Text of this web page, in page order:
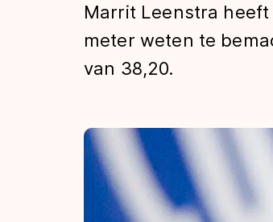
Tijden &
De weg op
Marrit Leenstra
meter weten te
van 38,20.